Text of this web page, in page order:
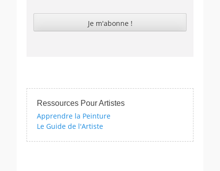
Ressources Pour Artistes
Apprendre la Peinture
Le Guide de l'Artiste